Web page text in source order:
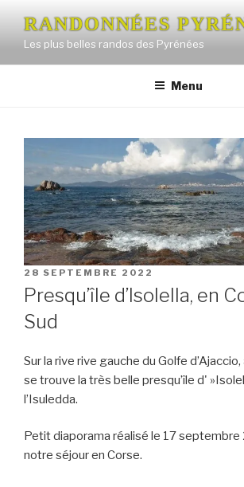
contenu
principal
RANDONNÉES
Les plus belles randos des Pyrénées
Menu
PUBLIÉ
LE
28 SEPTEMBRE 2022
Presqu’île d’Isolella, en
Sud
Sur la rive rive gauche du Golfe
se trouve la très belle presqu’île d'
l’Isuledda.
Petit diaporama réalisé le 17 septembre
notre séjour en Corse.